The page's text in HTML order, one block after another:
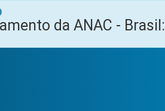
da ANAC - Brasil: